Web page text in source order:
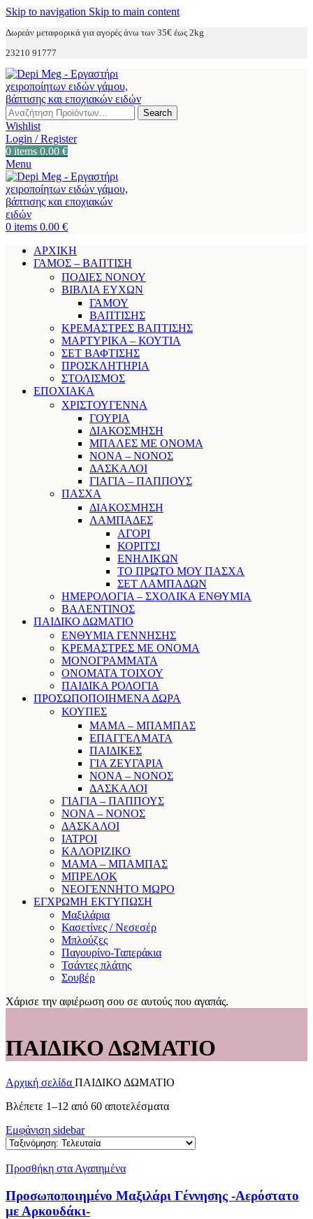
Skip to navigation Skip to main content
Δωρεάν μεταφορικά για αγορές άνω των 35€ έως 2kg
23210 91777
Search
Wishlist
Login / Register
0 items 0.00 €
Menu
0 items 0.00 €
ΑΡΧΙΚΗ
ΓΑΜΟΣ – ΒΑΠΤΙΣΗ
ΠΟΔΙΕΣ ΝΟΝΟΥ
ΒΙΒΛΙΑ ΕΥΧΩΝ
ΓΑΜΟΥ
ΒΑΠΤΙΣΗΣ
ΚΡΕΜΑΣΤΡΕΣ ΒΑΠΤΙΣΗΣ
ΜΑΡΤΥΡΙΚΑ – ΚΟΥΤΙΑ
ΣΕΤ ΒΑΦΤΙΣΗΣ
ΠΡΟΣΚΛΗΤΗΡΙΑ
ΣΤΟΛΙΣΜΟΣ
ΕΠΟΧΙΑΚΑ
ΧΡΙΣΤΟΥΓΕΝΝΑ
ΓΟΥΡΙΑ
ΔΙΑΚΟΣΜΗΣΗ
ΜΠΑΛΕΣ ΜΕ ΟΝΟΜΑ
ΝΟΝΑ – ΝΟΝΟΣ
ΔΑΣΚΑΛΟΙ
ΓΙΑΓΙΑ – ΠΑΠΠΟΥΣ
ΠΑΣΧΑ
ΔΙΑΚΟΣΜΗΣΗ
ΛΑΜΠΑΔΕΣ
ΑΓΟΡΙ
ΚΟΡΙΤΣΙ
ΕΝΗΛΙΚΩΝ
ΤΟ ΠΡΩΤΟ ΜΟΥ ΠΑΣΧΑ
ΣΕΤ ΛΑΜΠΑΔΩΝ
ΗΜΕΡΟΛΟΓΙΑ – ΣΧΟΛΙΚΑ ΕΝΘΥΜΙΑ
ΒΑΛΕΝΤΙΝΟΣ
ΠΑΙΔΙΚΟ ΔΩΜΑΤΙΟ
ΕΝΘΥΜΙΑ ΓΕΝΝΗΣΗΣ
ΚΡΕΜΑΣΤΡΕΣ ΜΕ ΟΝΟΜΑ
ΜΟΝΟΓΡΑΜΜΑΤΑ
ΟΝΟΜΑΤΑ ΤΟΙΧΟΥ
ΠΑΙΔΙΚΑ ΡΟΛΟΓΙΑ
ΠΡΟΣΩΠΟΠΟΙΗΜΕΝΑ ΔΩΡΑ
ΚΟΥΠΕΣ
ΜΑΜΑ – ΜΠΑΜΠΑΣ
ΕΠΑΓΓΕΛΜΑΤΑ
ΠΑΙΔΙΚΕΣ
ΓΙΑ ΖΕΥΓΑΡΙΑ
ΝΟΝΑ – ΝΟΝΟΣ
ΔΑΣΚΑΛΟΙ
ΓΙΑΓΙΑ – ΠΑΠΠΟΥΣ
ΝΟΝΑ – ΝΟΝΟΣ
ΔΑΣΚΑΛΟΙ
ΙΑΤΡΟΙ
ΚΑΛΟΡΙΖΙΚΟ
ΜΑΜΑ – ΜΠΑΜΠΑΣ
ΜΠΡΕΛΟΚ
ΝΕΟΓΕΝΝΗΤΟ ΜΩΡΟ
ΕΓΧΡΩΜΗ ΕΚΤΥΠΩΣΗ
Μαξιλάρια
Κασετίνες / Νεσεσέρ
Μπλούζες
Παγουρίνο-Ταπεράκια
Τσάντες πλάτης
Σουβέρ
Χάρισε την αφιέρωση σου σε αυτούς που αγαπάς.
ΠΑΙΔΙΚΟ ΔΩΜΑΤΙΟ
Αρχική σελίδα ΠΑΙΔΙΚΟ ΔΩΜΑΤΙΟ
Βλέπετε 1–12 από 60 αποτελέσματαSorted
Εμφάνιση sidebar
Προσθήκη στα Αγαπημένα
Προσωποποιημένο Μαξιλάρι Γέννησης -Αερόστατο
με Αρκουδάκι-